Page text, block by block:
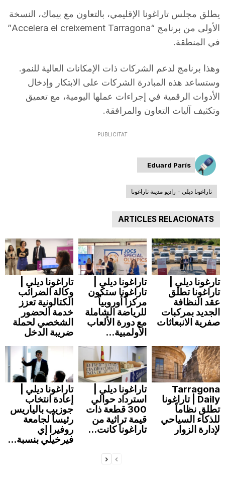
يطلق مجلس تاراغونا الإقليمي، بالتعاون مع بيماك، النسخة
الأولى من برنامج “Accelera el creixement Tarragona”
في المنطقة.
وهذا برنامج لدعم الشركات ذات الإمكانات العالية للنمو.
وستساعد هذه المبادرة الشركات على الابتكار وإدخال
الأدوات الرقمية في إجراءات عملها اليومية، مع تعميق
وتكثيف آليات التعاون والمرافقة.
PUBLICITAT
Eduard París
تاراغونا ديلي - راديو مدينة تاراغونا
ARTICLES RELACIONATS
تاراغونا ديلي |
وكالة الضرائب
الكتالونية تعزز
خدمة الحضور
الشخصي لحملة
ضريبة الدخل
تاراغونا ديلي |
تاراغونا ستكون
مركزاً أوروبياً
للرياضة الشاملة
مع دورة الألعاب
الأولمبية...
تارغونا ديلي |
تاراغونا تطلق
عقد النظافة
الجديد بمركبات
صفرية الانبعاثات
تاراغونا ديلي |
إعادة انتخاب
جوزيب بالياريس
رئيساً لجامعة
روفيرا إي
فيرخيلي بنسبة...
تاراغونا ديلي |
استرداد حوالي
300 قطعة ذات
قيمة تراثية من
تاراغونا كانت...
Tarragona
Daily | تاراغونا
تطلق نظاماً
للذكاء السياحي
لإدارة الزوار